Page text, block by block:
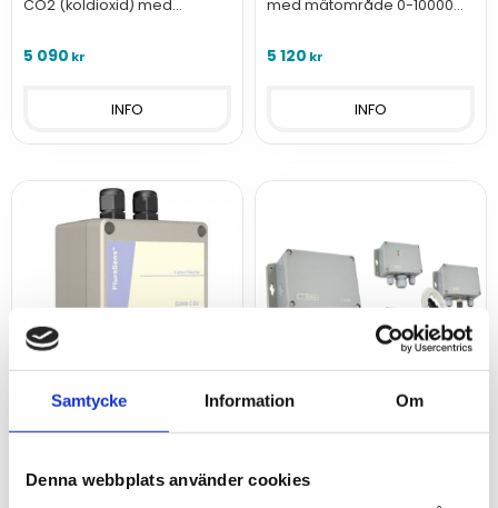
Samtycke Information Om
Denna webbplats använder cookies
CO2 (koldioxid) med
5 090 kr
INFO
med mätområde 0-10000
reläutgångar och Modbus.
5 120 kr
INFO
0-4%
0-40000 ppm